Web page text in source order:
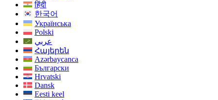
हिंदी
한국어
Українська
Polski
عربي
Հայերեն
Azərbaycanca
Български
Hrvatski
Dansk
Eesti keel